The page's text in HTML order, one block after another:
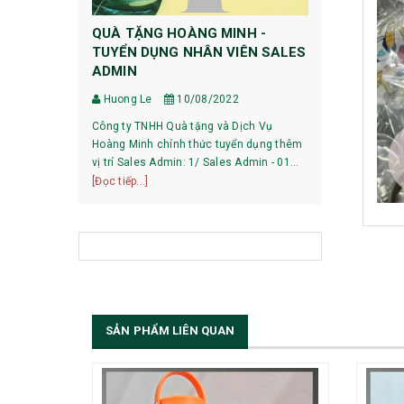
QUÀ TẶNG HOÀNG MINH -
TUYỂN DỤNG NHÂN VIÊN SALES
ADMIN
Huong Le 10/08/2022
Công ty TNHH Quà tặng và Dịch Vụ
Hoàng Minh chính thức tuyển dụng thêm
vị trí Sales Admin: 1/ Sales Admin - 01
nhân viên làm việc tại trụ sở Hà Nội.
[Đọc tiếp...]
HƯỚNG
DỰ
Huong Le
HƯỚNG
nay, việc
bạn có thể
[Đọc tiếp...]
SẢN PHẨM LIÊN QUAN